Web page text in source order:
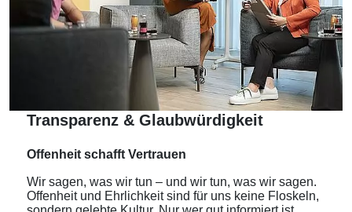
Transparenz & Glaubwürdigkeit
Offenheit schafft Vertrauen
Wir sagen, was wir tun – und wir tun, was wir sagen.
Offenheit und Ehrlichkeit sind für uns keine Floskeln,